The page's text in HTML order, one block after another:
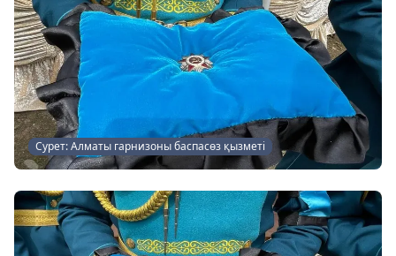
Сурет: Алматы гарнизоны баспасөз қызметі